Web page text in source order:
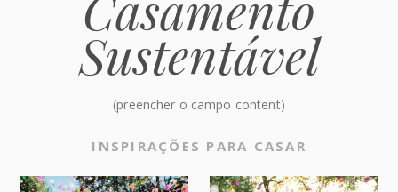
Sustentável
(preencher o campo content)
INSPIRAÇÕES PARA CASAR